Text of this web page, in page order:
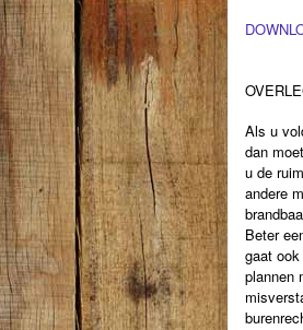
Als u
dan
u de
andere
Beter
gaat
plannen